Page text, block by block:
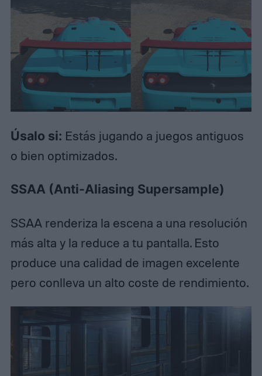
Úsalo si: Estás jugando a juegos antiguos
o bien optimizados.
SSAA (Anti-Aliasing Supersample)
SSAA renderiza la escena a una resolución
más alta y la reduce a tu pantalla. Esto
produce una calidad de imagen excelente
pero conlleva un alto coste de rendimiento.